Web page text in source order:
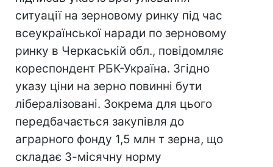
ситуації на зерновому ринку під час
всеукраїнської наради по зерновому
ринку в Черкаській обл., повідомляє
кореспондент РБК-Україна. Згідно
указу ціни на зерно повинні бути
лібералізовані. Зокрема для цього
передбачається закупівля до
аграрного фонду 1,5 млн т зерна, що
складає 3-місячну норму